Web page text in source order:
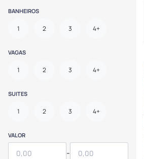
BANHEIROS
1 2 3 4+
VAGAS
1 2 3 4+
SUITES
1 2 3 4+
VALOR
-